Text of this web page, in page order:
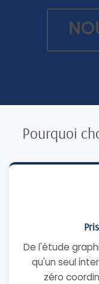
Pourquoi
De l'étude
qu'un seul
zéro